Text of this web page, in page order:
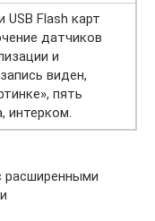
Flash карт
датчиков
и
виден,
пять
интерком.
расширенными